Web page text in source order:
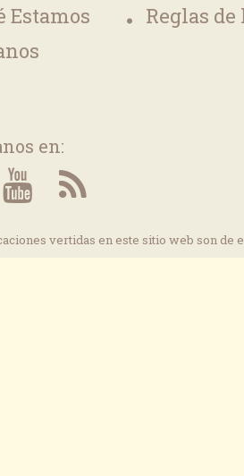
Estamos
Reglas
en:
vertidas en este sitio web son de